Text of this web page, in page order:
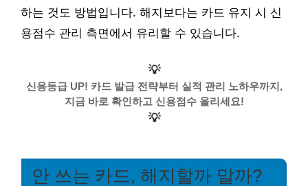
하는 것도 방법입니다. 해지보다는 카드 유지 시 신
용점수 관리 측면에서 유리할 수 있습니다.
💡
신용등급 UP! 카드 발급 전략부터 실적 관리 노하우까지,
지금 바로 확인하고 신용점수 올리세요!
💡
안 쓰는 카드, 해지할까 말까?